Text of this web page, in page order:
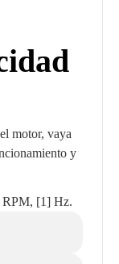
motor, vaya
y
RPM, [1] Hz.